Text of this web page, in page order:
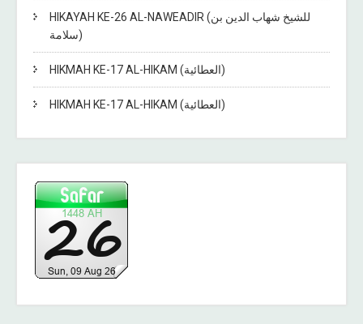
HIKAYAH KE-26 AL-NAWEADIR (للشيخ شهاب الدين بن
سلامة)
HIKMAH KE-17 AL-HIKAM (العطائية)
HIKMAH KE-17 AL-HIKAM (العطائية)